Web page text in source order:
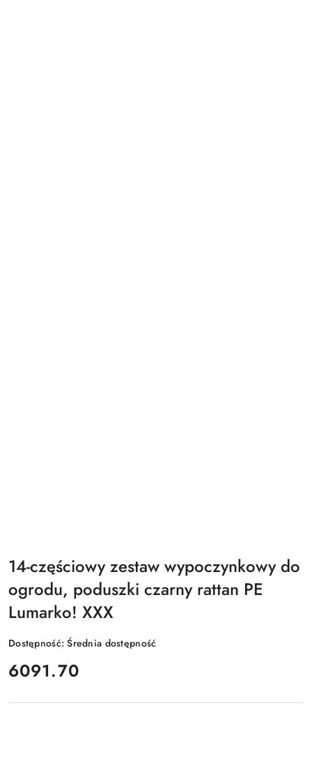
14-częściowy zestaw wypoczynkowy do
ogrodu, poduszki czarny rattan PE
Lumarko! XXX
Dostępność:Średnia dostępność
cena:
6091.70